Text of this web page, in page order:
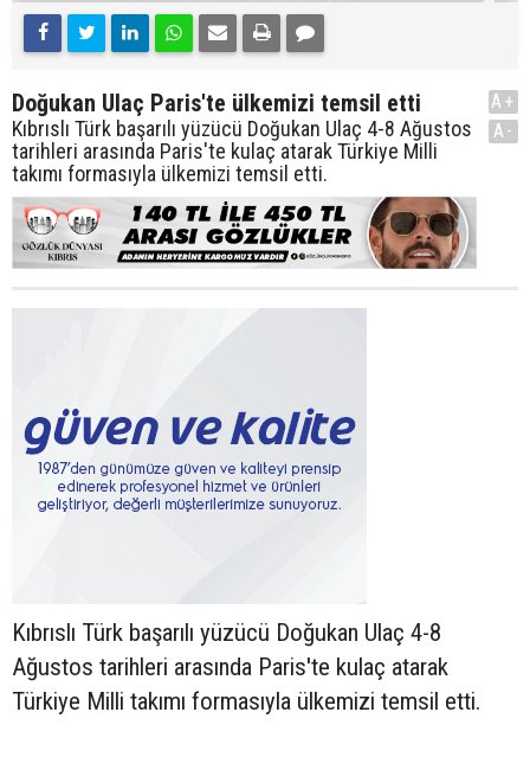
Doğukan Ulaç Paris'te ülkemizi temsil etti
Kıbrıslı Türk başarılı yüzücü Doğukan Ulaç 4-8 Ağustos
tarihleri arasında Paris'te kulaç atarak Türkiye Milli
takımı formasıyla ülkemizi temsil etti.
A+
A-
Kıbrıslı Türk başarılı yüzücü Doğukan Ulaç 4-8
Ağustos tarihleri arasında Paris'te kulaç atarak
Türkiye Milli takımı formasıyla ülkemizi temsil etti.